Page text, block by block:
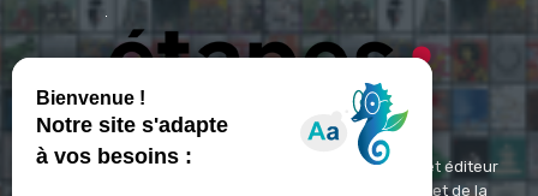
ETAPES : Magazine Média de référence depuis 1994 et éditeur
spécialisé dans les domaines du design, de l'image et de la